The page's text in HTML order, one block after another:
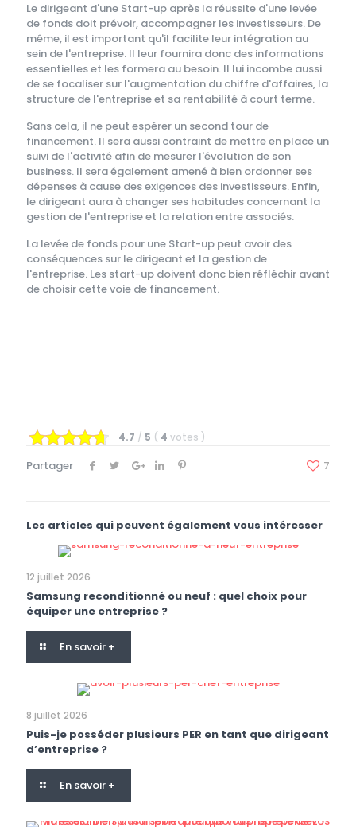
Le dirigeant d'une Start-up après la réussite d'une levée
de fonds doit prévoir, accompagner les investisseurs. De
même, il est important qu'il facilite leur intégration au
sein de l'entreprise. Il leur fournira donc des informations
essentielles et les formera au besoin. Il lui incombe aussi
de se focaliser sur l'augmentation du chiffre d'affaires, la
structure de l'entreprise et sa rentabilité à court terme.
Sans cela, il ne peut espérer un second tour de
financement. Il sera aussi contraint de mettre en place un
suivi de l'activité afin de mesurer l'évolution de son
business. Il sera également amené à bien ordonner ses
dépenses à cause des exigences des investisseurs. Enfin,
le dirigeant aura à changer ses habitudes concernant la
gestion de l'entreprise et la relation entre associés.
La levée de fonds pour une Start-up peut avoir des
conséquences sur le dirigeant et la gestion de
l'entreprise. Les start-up doivent donc bien réfléchir avant
de choisir cette voie de financement.
4.7 / 5 ( 4 votes )
Partager 7
Les articles qui peuvent également vous intéresser
12 juillet 2026
Samsung reconditionné ou neuf : quel choix pour
équiper une entreprise ?
En savoir +
8 juillet 2026
Puis-je posséder plusieurs PER en tant que dirigeant
d’entreprise ?
En savoir +